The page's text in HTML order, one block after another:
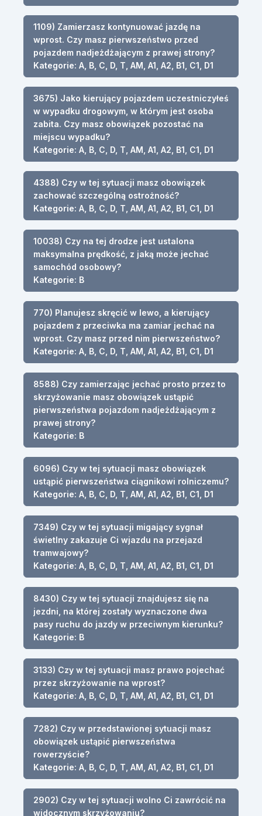
1109) Zamierzasz kontynuować jazdę na
wprost. Czy masz pierwszeństwo przed
pojazdem nadjeżdżającym z prawej strony?
Kategorie: A, B, C, D, T, AM, A1, A2, B1, C1, D1
3675) Jako kierujący pojazdem uczestniczyłeś
w wypadku drogowym, w którym jest osoba
zabita. Czy masz obowiązek pozostać na
miejscu wypadku?
Kategorie: A, B, C, D, T, AM, A1, A2, B1, C1, D1
4388) Czy w tej sytuacji masz obowiązek
zachować szczególną ostrożność?
Kategorie: A, B, C, D, T, AM, A1, A2, B1, C1, D1
10038) Czy na tej drodze jest ustalona
maksymalna prędkość, z jaką może jechać
samochód osobowy?
Kategorie: B
770) Planujesz skręcić w lewo, a kierujący
pojazdem z przeciwka ma zamiar jechać na
wprost. Czy masz przed nim pierwszeństwo?
Kategorie: A, B, C, D, T, AM, A1, A2, B1, C1, D1
8588) Czy zamierzając jechać prosto przez to
skrzyżowanie masz obowiązek ustąpić
pierwszeństwa pojazdom nadjeżdżającym z
prawej strony?
Kategorie: B
6096) Czy w tej sytuacji masz obowiązek
ustąpić pierwszeństwa ciągnikowi rolniczemu?
Kategorie: A, B, C, D, T, AM, A1, A2, B1, C1, D1
7349) Czy w tej sytuacji migający sygnał
świetlny zakazuje Ci wjazdu na przejazd
tramwajowy?
Kategorie: A, B, C, D, T, AM, A1, A2, B1, C1, D1
8430) Czy w tej sytuacji znajdujesz się na
jezdni, na której zostały wyznaczone dwa
pasy ruchu do jazdy w przeciwnym kierunku?
Kategorie: B
3133) Czy w tej sytuacji masz prawo pojechać
przez skrzyżowanie na wprost?
Kategorie: A, B, C, D, T, AM, A1, A2, B1, C1, D1
7282) Czy w przedstawionej sytuacji masz
obowiązek ustąpić pierwszeństwa
rowerzyście?
Kategorie: A, B, C, D, T, AM, A1, A2, B1, C1, D1
2902) Czy w tej sytuacji wolno Ci zawrócić na
widocznym skrzyżowaniu?